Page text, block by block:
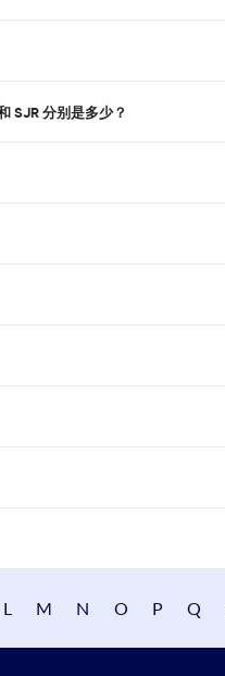
SJR 分别是多少？
L M N O P Q